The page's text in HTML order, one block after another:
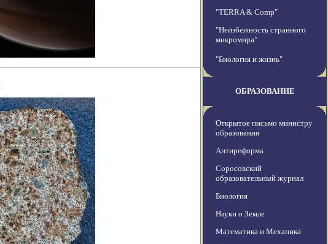
"TERRA & Comp"
"Неизбежность странного
микромира"
"Биология и жизнь"
ОБРАЗОВАНИЕ
Открытое письмо министру
образования
Антиреформа
Соросовский
образовательный журнал
Биология
Науки о Земле
Математика и Механика